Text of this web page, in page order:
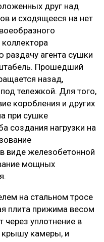
друг над
и сходящееся на нет
раздачу агента сушки
Прошедший
назад,
тележкой. Для того,
коробления и других
при сушке
создания нагрузки на
виде железобетонной
мощных
на стальном тросе
плита прижима весом
через уплотнение в
крышу камеры, и